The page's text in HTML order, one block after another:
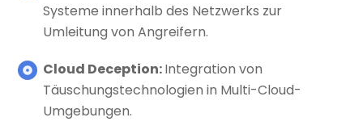
Systeme innerhalb des Netzwerks zur
Umleitung von Angreifern.
Cloud Deception:Integration von
Täuschungstechnologien in Multi-Cloud-
Umgebungen.